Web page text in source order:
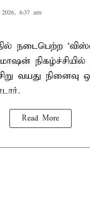
6:37 am
நடைபெற்ற
நிகழ்ச்சியில்
வயது நினைவு
Read More